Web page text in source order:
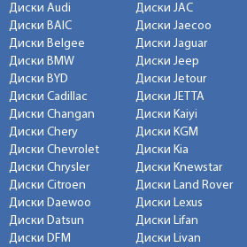
Диски Audi
Диски BAIC
Диски Belgee
Диски BMW
Диски BYD
Диски Cadillac
Диски Changan
Диски Chery
Диски Chevrolet
Диски Chrysler
Диски Citroen
Диски Daewoo
Диски Datsun
Диски DFM
Диски JAC
Диски Jaecoo
Диски Jaguar
Диски Jeep
Диски Jetour
Диски JETTA
Диски Kaiyi
Диски KGM
Диски Kia
Диски Knewstar
Диски Land Rover
Диски Lexus
Диски Lifan
Диски Livan